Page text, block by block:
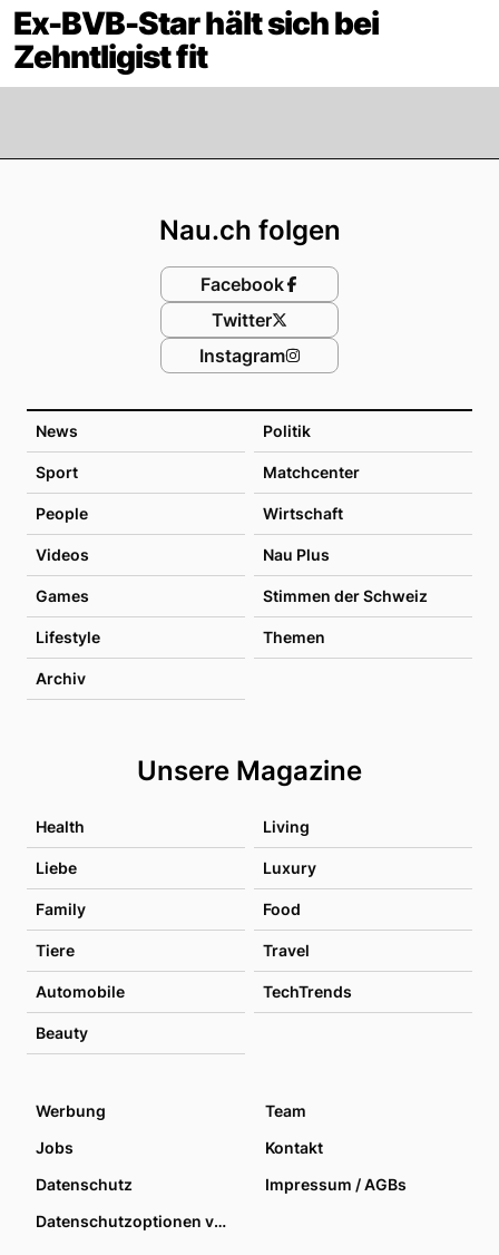
Ex-BVB-Star hält sich bei
Zehntligist fit
News Politik
Sport Matchcenter
People Wirtschaft
Videos Nau Plus
Games Stimmen der Schweiz
Lifestyle Themen
Archiv
Unsere Magazine
Health Living
Liebe Luxury
Family Food
Tiere Travel
Automobile TechTrends
Beauty
Nau.ch folgen
Facebook
Twitter
Instagram
Werbung
Team
Jobs
Kontakt
Datenschutz
Impressum / AGBs
Datenschutzoptionen verwalten